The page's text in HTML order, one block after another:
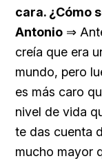
cara. ¿Cómo
Antonio ⇒
creía que era
mundo, pero
es más caro
nivel de vida
te das cuenta
mucho mayor